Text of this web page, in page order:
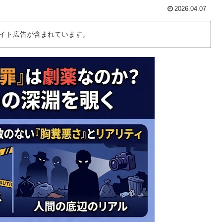
2026.04.07
ト広告が含まれています。